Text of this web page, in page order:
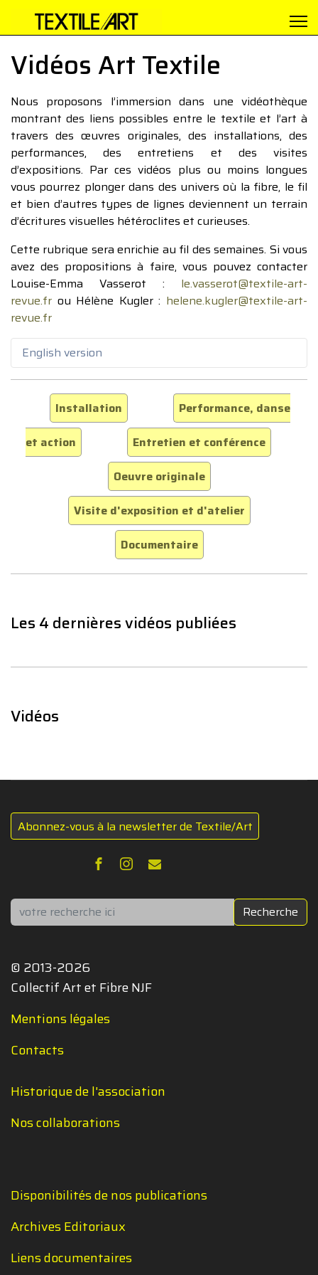
Vidéos Art Textile
Nous proposons l’immersion dans une vidéothèque
montrant des liens possibles entre le textile et l’art à
travers des œuvres originales, des installations, des
performances, des entretiens et des visites
d’expositions. Par ces vidéos plus ou moins longues
vous pourrez plonger dans des univers où la fibre, le fil
et bien d’autres types de lignes deviennent un terrain
d’écritures visuelles hétéroclites et curieuses.
Cette rubrique sera enrichie au fil des semaines. Si vous
avez des propositions à faire, vous pouvez contacter
Louise-Emma Vasserot : le.vasserot@textile-art-
revue.fr ou Hélène Kugler : helene.kugler@textile-art-
revue.fr
English version
Installation
Performance, danse
et action
Entretien et conférence
Oeuvre originale
Visite d'exposition et d'atelier
Documentaire
Les 4 dernières vidéos publiées
Vidéos
Abonnez-vous à la newsletter de Textile/Art
Rechercher Recherche
© 2013-2026
Collectif Art et Fibre NJF
Mentions légales
Contacts
Historique de l'association
Nos collaborations
Disponibilités de nos publications
Archives Editoriaux
Liens documentaires